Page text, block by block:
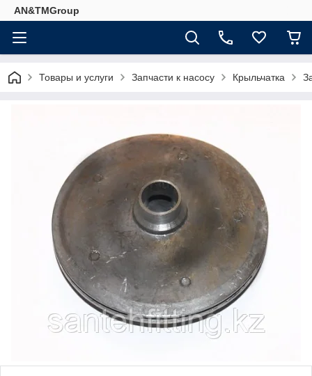
AN&TMGroup
Товары и услуги Запчасти к насосу Крыльчатка